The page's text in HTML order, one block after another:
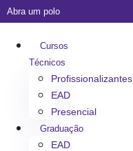
Abra um polo
Cursos
Técnicos
Profissionalizantes
EAD
Presencial
Graduação
EAD